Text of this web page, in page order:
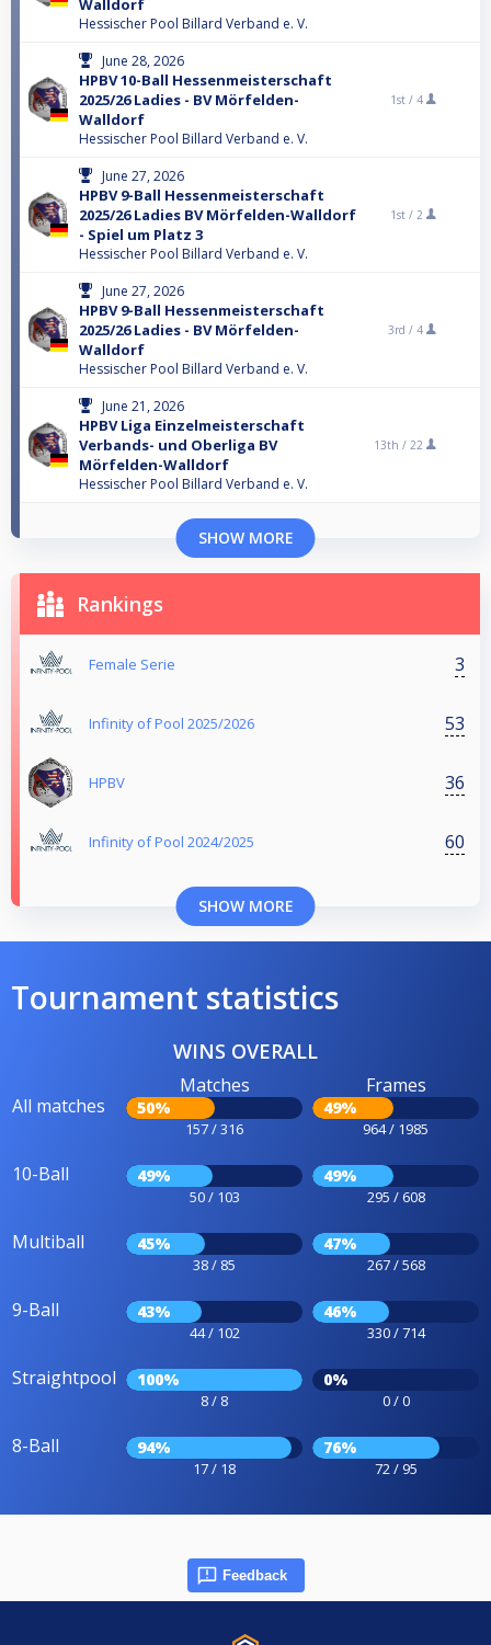
Walldorf
Hessischer Pool Billard Verband e. V.
June 28, 2026
HPBV 10-Ball Hessenmeisterschaft
2025/26 Ladies - BV Mörfelden-
Walldorf
Hessischer Pool Billard Verband e. V.
1st / 4
June 27, 2026
HPBV 9-Ball Hessenmeisterschaft
2025/26 Ladies BV Mörfelden-Walldorf
- Spiel um Platz 3
Hessischer Pool Billard Verband e. V.
1st / 2
June 27, 2026
HPBV 9-Ball Hessenmeisterschaft
2025/26 Ladies - BV Mörfelden-
Walldorf
Hessischer Pool Billard Verband e. V.
3rd / 4
June 21, 2026
HPBV Liga Einzelmeisterschaft
Verbands- und Oberliga BV
Mörfelden-Walldorf
Hessischer Pool Billard Verband e. V.
13th / 22
SHOW MORE
Rankings
Female Serie 3
Infinity of Pool 2025/2026 53
HPBV 36
Infinity of Pool 2024/2025 60
SHOW MORE
Tournament statistics
WINS OVERALL
All matches
Matches
50%
157 / 316
Frames
49%
964 / 1985
10-Ball 49%
50 / 103
49%
295 / 608
Multiball 45%
38 / 85
47%
267 / 568
9-Ball 43%
44 / 102
46%
330 / 714
Straightpool 100%
8 / 8
0%
0 / 0
8-Ball 94%
17 / 18
76%
72 / 95
Feedback